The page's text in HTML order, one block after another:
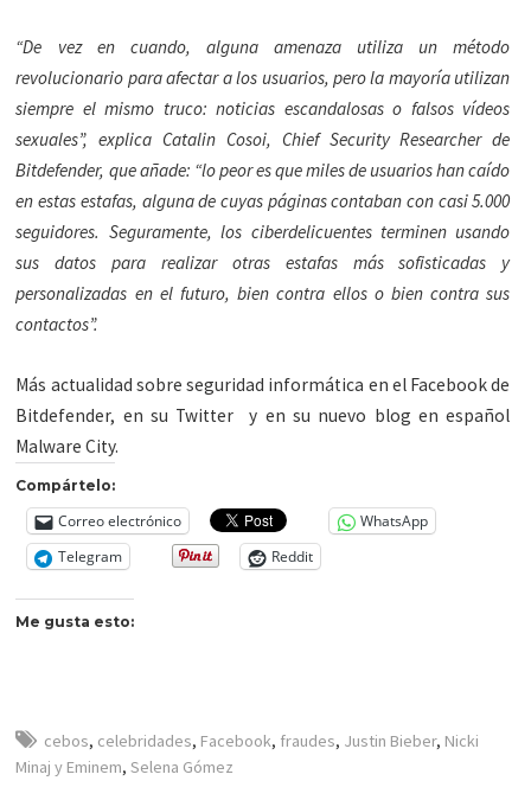
“De vez en cuando, alguna amenaza utiliza un método
revolucionario para afectar a los usuarios, pero la mayoría utilizan
siempre el mismo truco: noticias escandalosas o falsos vídeos
sexuales”, explica Catalin Cosoi, Chief Security Researcher de
Bitdefender, que añade: “lo peor es que miles de usuarios han caído
en estas estafas, alguna de cuyas páginas contaban con casi 5.000
seguidores. Seguramente, los ciberdelicuentes terminen usando
sus datos para realizar otras estafas más sofisticadas y
personalizadas en el futuro, bien contra ellos o bien contra sus
contactos”.
Más actualidad sobre seguridad informática en el Facebook de
Bitdefender, en su Twitter y en su nuevo blog en español
Malware City.
Compártelo:
Correo electrónico
WhatsApp
Telegram
Reddit
Me gusta esto:
cebos, celebridades, Facebook, fraudes, Justin Bieber, Nicki
Minaj y Eminem,Selena Gómez